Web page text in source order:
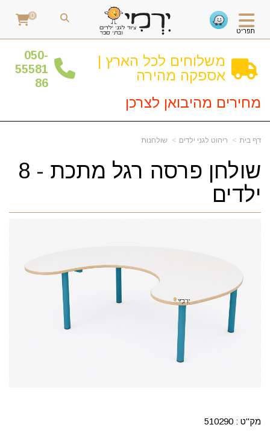
תפריט
0
משלוחים לכל הארץ |
אספקה מהירה
050-
55581
86
מחירים מהיבואן לצרכן
דף בית ריהוט לגני ילדים שולחנות
שולחן פרסה רגל מתכת - 8
ילדים
מק"ט : 510290